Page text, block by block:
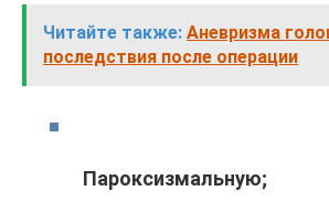
Читайте также: Аневризма
последствия после операции
Пароксизмальную;